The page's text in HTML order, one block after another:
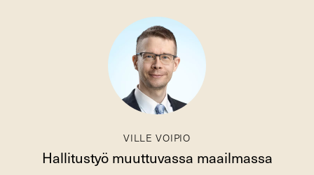
VILLE VOIPIO
Hallitustyö muuttuvassa maailmassa